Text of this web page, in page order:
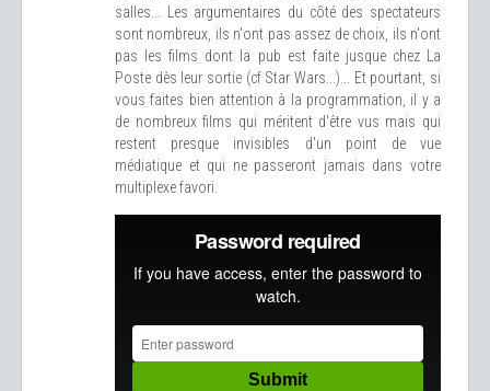
salles... Les argumentaires du côté des spectateurs
sont nombreux, ils n'ont pas assez de choix, ils n'ont
pas les films dont la pub est faite jusque chez La
Poste dès leur sortie (cf Star Wars...)... Et pourtant, si
vous faites bien attention à la programmation, il y a
de nombreux films qui méritent d'être vus mais qui
restent presque invisibles d'un point de vue
médiatique et qui ne passeront jamais dans votre
multiplexe favori.